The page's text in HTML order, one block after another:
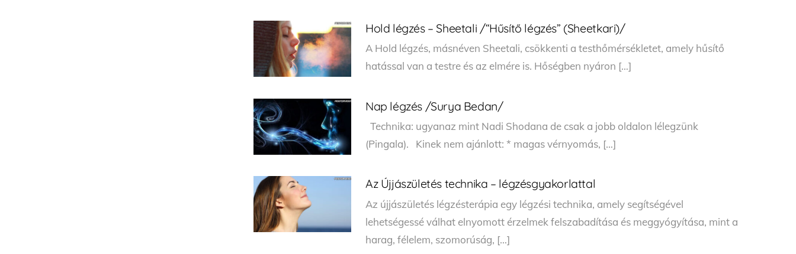
Hold légzés – Sheetali /“Hűsítő légzés” (Sheetkari)/
A Hold légzés, másnéven Sheetali, csökkenti a testhőmérsékletet, amely hűsítő
hatással van a testre és az elmére is. Hőségben nyáron […]
Nap légzés /Surya Bedan/
Technika: ugyanaz mint Nadi Shodana de csak a jobb oldalon lélegzünk
(Pingala). Kinek nem ajánlott: * magas vérnyomás, […]
Az Újjászületés technika – légzésgyakorlattal
Az újjászületés légzésterápia egy légzési technika, amely segítségével
lehetségessé válhat elnyomott érzelmek felszabadítása és meggyógyítása, mint a
harag, félelem, szomorúság, […]